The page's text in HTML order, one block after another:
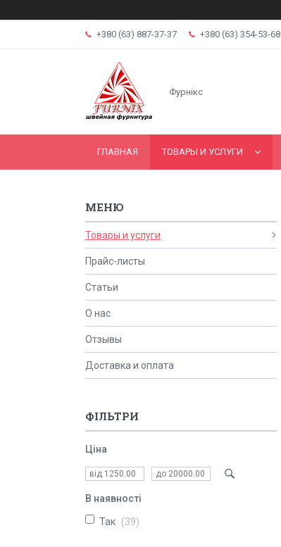
+380 (63) 887-37-37 +380 (63) 354-53-68
Фурнікс
ГЛАВНАЯ ТОВАРЫ И УСЛУГИ
Товары и услуги
Прайс-листы
Статьи
О нас
Отзывы
Доставка и оплата
ФІЛЬТРИ
Ціна
В наявності
Так 39